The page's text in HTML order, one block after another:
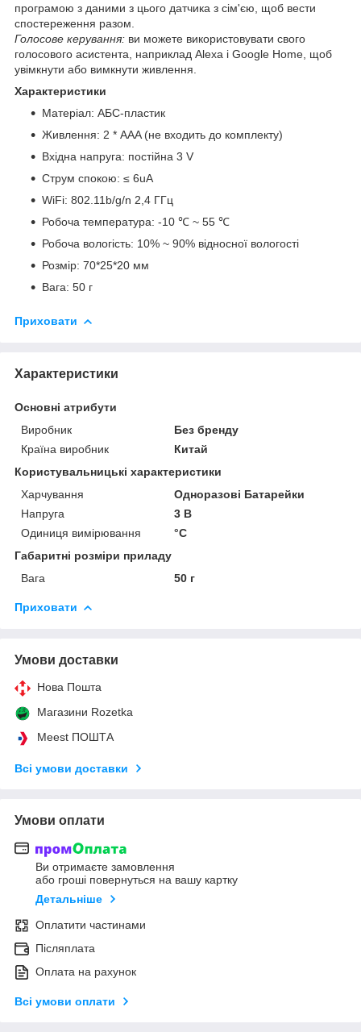
програмою з даними з цього датчика з сім'єю, щоб вести
спостереження разом.
Голосове керування: ви можете використовувати свого
голосового асистента, наприклад Alexa і Google Home, щоб
увімкнути або вимкнути живлення.
Характеристики
Матеріал: АБС-пластик
Живлення: 2 * AAA (не входить до комплекту)
Вхідна напруга: постійна 3 V
Струм спокою: ≤ 6uA
WiFi: 802.11b/g/n 2,4 ГГц
Робоча температура: -10 ℃ ~ 55 ℃
Робоча вологість: 10% ~ 90% відносної вологості
Розмір: 70*25*20 мм
Вага: 50 г
Приховати
Характеристики
Основні атрибути
Виробник
Без бренду
Країна виробник
Китай
Користувальницькі характеристики
Харчування
Одноразові Батарейки
Напруга
3 В
Одиниця вимірювання
°С
Габаритні розміри приладу
Вага
50 г
Приховати
Умови доставки
Нова Пошта
Магазини Rozetka
Meest ПОШТА
Всі умови доставки
Умови оплати
Ви отримаєте замовлення
або гроші повернуться на вашу картку
Детальніше
Оплатити частинами
Післяплата
Оплата на рахунок
Всі умови оплати